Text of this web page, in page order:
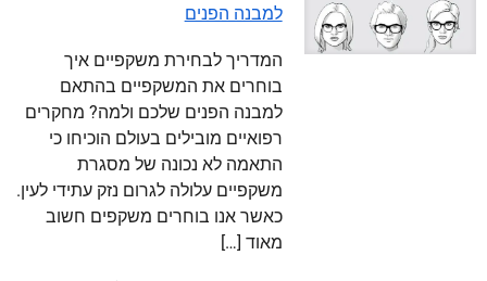
למבנה הפנים
המדריך לבחירת משקפיים איך
בוחרים את המשקפיים בהתאם
למבנה הפנים שלכם ולמה? מחקרים
רפואיים מובילים בעולם הוכיחו כי
התאמה לא נכונה של מסגרת
משקפיים עלולה לגרום נזק עתידי לעין.
כאשר אנו בוחרים משקפים חשוב
מאוד […]